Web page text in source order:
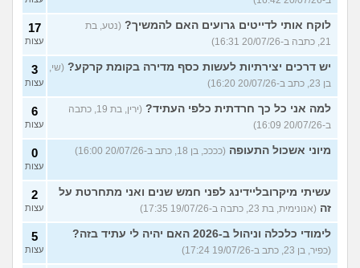
לוקח אותי לדייטים גרועים האם להמשיך? (נטע, בת
21, כתבה ב-20/07/26 16:31)
17
עצות
יש דרכים יצירתיות לעשות כסף מדירה בקומת קרקע? (שי,
בן 23, כתב ב-20/07/26 16:20)
3
עצות
למה אני כל כך חרדתית כלפי העתיד?
(ירין, בת 19, כתבה
ב-20/07/26 16:09)
6
עצות
מיוני אשכול התעופה (ככככ, בן 18, כתב ב-20/07/26 16:00) 0
עצות
עשיתי מיקרובליידינג לפני חמש שנים ואני מתחרטת על
זה (אנונימית, בת 23, כתבה ב-19/07/26 17:35)
2
עצות
לימודי כלכלה וניהול ב-2026 האם יהיה לי עתיד בזה?
(כפיר, בן 23, כתב ב-19/07/26 17:24)
5
עצות